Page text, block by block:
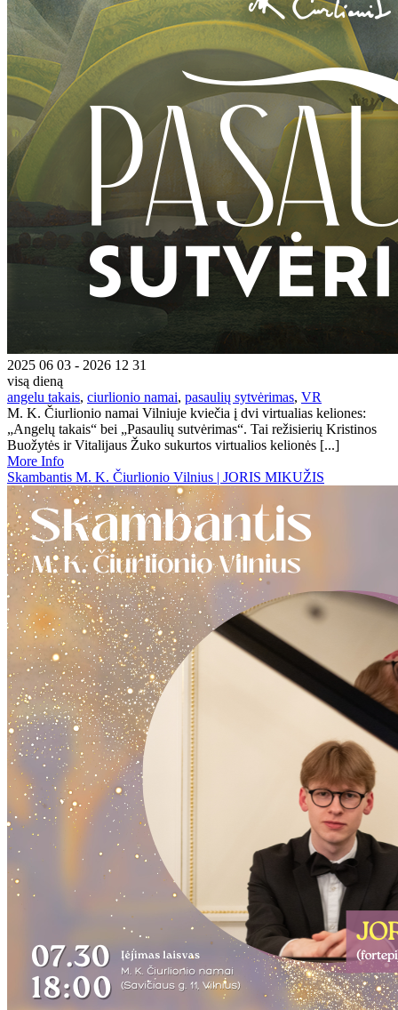
2025 06 03 - 2026 12 31
visą dieną
angelu takais, ciurlionio namai, pasaulių sytvėrimas, VR
M. K. Čiurlionio namai Vilniuje kviečia į dvi virtualias keliones:
„Angelų takais“ bei „Pasaulių sutvėrimas“. Tai režisierių Kristinos
Buožytės ir Vitalijaus Žuko sukurtos virtualios kelionės [...]
More Info
Skambantis M. K. Čiurlionio Vilnius | JORIS MIKUŽIS